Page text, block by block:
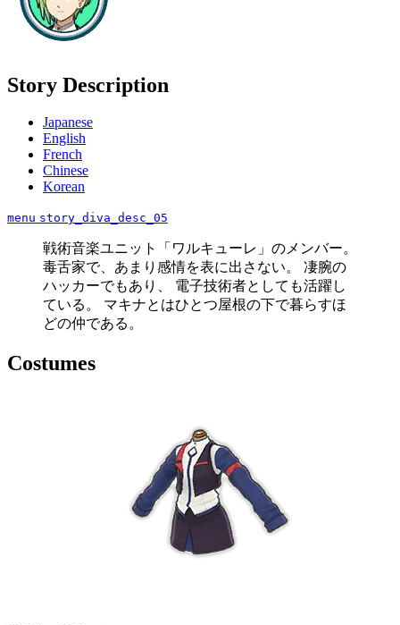
Story Description
Japanese
English
French
Chinese
Korean
menu story_diva_desc_05
戦術音楽ユニット「ワルキューレ」のメンバー。
毒舌家で、あまり感情を表に出さない。 凄腕の
ハッカーでもあり、 電子技術者としても活躍し
ている。 マキナとはひとつ屋根の下で暮らすほ
どの仲である。
Costumes